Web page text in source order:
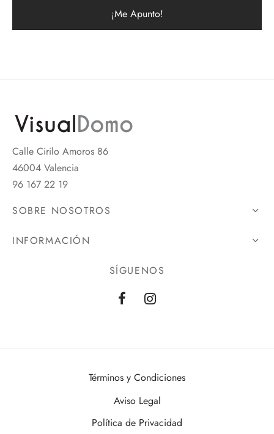
Calle Cirilo Amoros 86
46004 Valencia
96 167 22 19
SOBRE NOSOTROS
INFORMACIÓN
SÍGUENOS
Términos y Condiciones
Aviso Legal
Política de Privacidad